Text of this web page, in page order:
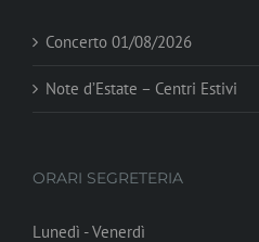
Concerto 01/08/2026
Note d’Estate – Centri Estivi
ORARI SEGRETERIA
Lunedì - Venerdì